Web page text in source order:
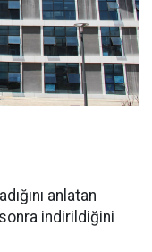
anlatan
indirildiğini